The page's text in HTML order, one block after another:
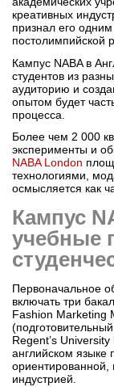
креативных
признал его
постолимпийской
Кампус NABA в
студентов из
аудиторию и
опытом будет
процесса.
Более чем 2 000
эксперименты и
NABA London
технологиями,
осмысляется как
Кампус
учебные
Первоначальное
включать три
Fashion Marketing
Regent’s
английском
ориентированной,
индустрией.